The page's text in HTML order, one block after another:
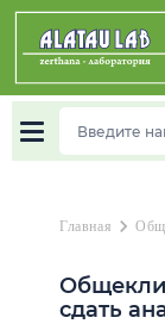
Главная chevron_right
сдать